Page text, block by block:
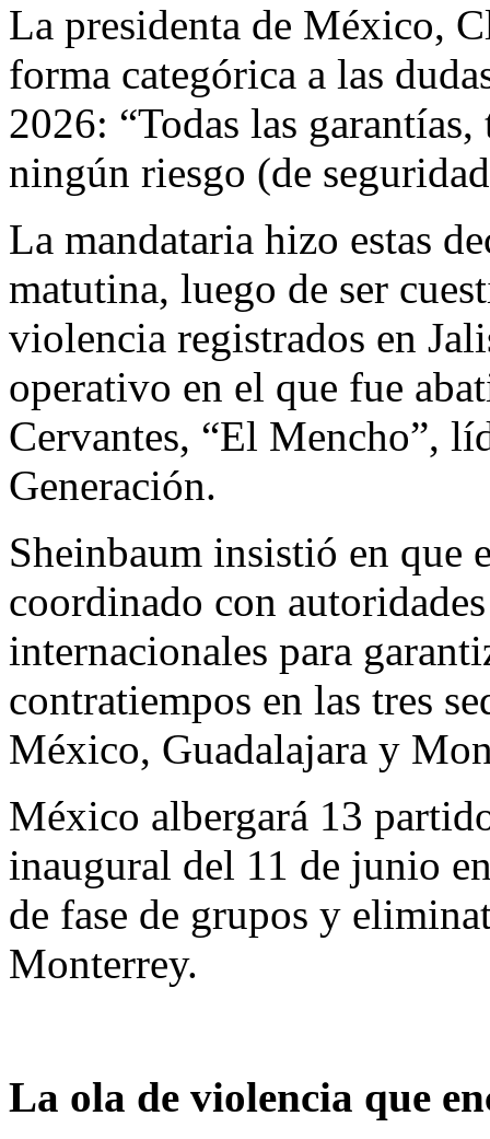
La presidenta de México,
forma categórica a las
2026: “Todas las
ningún riesgo (de
La mandataria hizo estas
matutina, luego de ser
violencia registrados en
operativo en el que fue
Cervantes, “El Mencho”,
Generación.
Sheinbaum insistió en que
coordinado con
internacionales para
contratiempos en las tres
México, Guadalajara y
México albergará 13
inaugural del 11 de junio
de fase de grupos y
Monterrey.
La ola de violencia que